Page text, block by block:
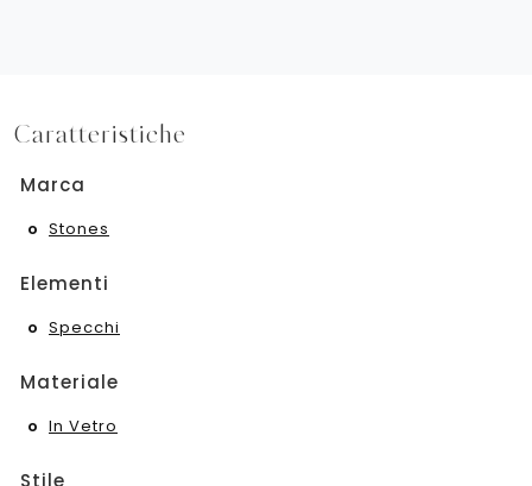
Caratteristiche
Marca
Stones
Elementi
Specchi
Materiale
In Vetro